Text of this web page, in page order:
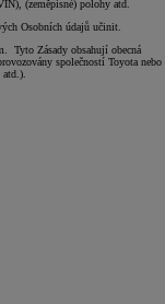
(zeměpisné) polohy atd.
Osobních údajů učinit.
Tyto Zásady obsahují obecná
společností Toyota nebo